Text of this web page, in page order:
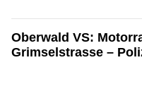
Oberwald VS:
Grimselstrasse –